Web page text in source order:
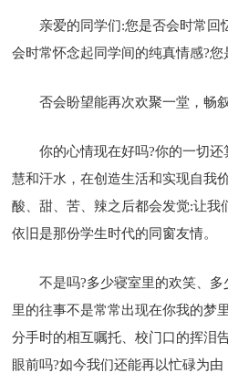
亲爱的同学们:您是否会时常回
会时常怀念起同学间的纯真情感?您
否会盼望能再次欢聚一堂，畅
你的心情现在好吗?你的一切
慧和汗水，在创造生活和实现自我
酸、甜、苦、辣之后都会发觉:让我
依旧是那份学生时代的同窗友情。
不是吗?多少寝室里的欢笑、
里的往事不是常常出现在你我的梦
分手时的相互嘱托、校门口的挥泪
眼前吗?如今我们还能再以忙碌为